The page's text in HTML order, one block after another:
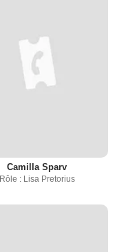
Camilla Sparv
Rôle : Lisa Pretorius